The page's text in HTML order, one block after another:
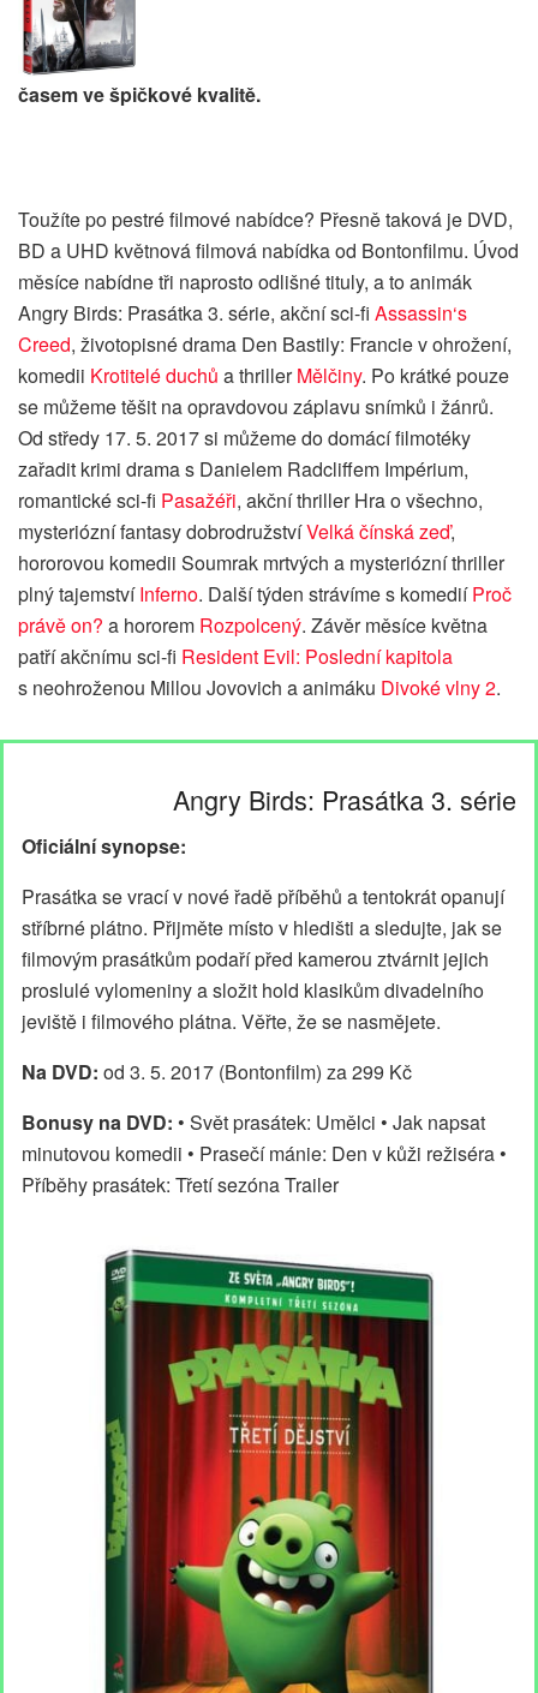
časem ve špičkové kvalitě.
Toužíte po pestré filmové nabídce? Přesně taková je DVD,
BD a UHD květnová filmová nabídka od Bontonfilmu. Úvod
měsíce nabídne tři naprosto odlišné tituly, a to animák
Angry Birds: Prasátka 3. série, akční sci-fi Assassin‘s
Creed, životopisné drama Den Bastily: Francie v ohrožení,
komedii Krotitelé duchů a thrillerMělčiny. Po krátké pouze
se můžeme těšit na opravdovou záplavu snímků i žánrů.
Od středy 17. 5. 2017 si můžeme do domácí filmotéky
zařadit krimi drama s Danielem Radcliffem Impérium,
romantické sci-fi Pasažéři, akční thriller Hra o všechno,
mysteriózní fantasy dobrodružstvíVelká čínská zeď,
hororovou komedii Soumrak mrtvých a mysteriózní thriller
plný tajemstvíInferno. Další týden strávíme s komediíProč
právě on? a hororem Rozpolcený. Závěr měsíce května
patří akčnímu sci-fi Resident Evil: Poslední kapitola
s neohroženou Millou Jovovich a animáku Divoké vlny 2.
Angry Birds: Prasátka 3. série
Oficiální synopse:
Prasátka se vrací v nové řadě příběhů a tentokrát opanují
stříbrné plátno. Přijměte místo v hledišti a sledujte, jak se
filmovým prasátkům podaří před kamerou ztvárnit jejich
proslulé vylomeniny a složit hold klasikům divadelního
jeviště i filmového plátna. Věřte, že se nasmějete.
Na DVD: od 3. 5. 2017 (Bontonfilm) za 299 Kč
Bonusy na DVD: • Svět prasátek: Umělci • Jak napsat
minutovou komedii • Prasečí mánie: Den v kůži režiséra •
Příběhy prasátek: Třetí sezóna Trailer